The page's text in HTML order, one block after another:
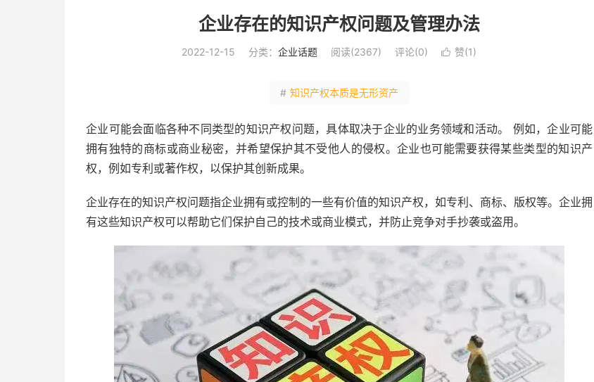
企业存在的知识产权问题及管理办法
2022-12-15 分类： 企业话题 阅读(2367) 评论(0)  赞(1)
# 知识产权本质是无形资产
企业可能会面临各种不同类型的知识产权问题，具体取决于企业的业务领域和活动。 例如，企业可能
拥有独特的商标或商业秘密，并希望保护其不受他人的侵权。企业也可能需要获得某些类型的知识产
权，例如专利或著作权，以保护其创新成果。
企业存在的知识产权问题指企业拥有或控制的一些有价值的知识产权，如专利、商标、版权等。企业拥
有这些知识产权可以帮助它们保护自己的技术或商业模式，并防止竞争对手抄袭或盗用。